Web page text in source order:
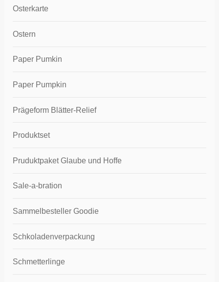
Osterkarte
Ostern
Paper Pumkin
Paper Pumpkin
Prägeform Blätter-Relief
Produktset
Pruduktpaket Glaube und Hoffe
Sale-a-bration
Sammelbesteller Goodie
Schkoladenverpackung
Schmetterlinge